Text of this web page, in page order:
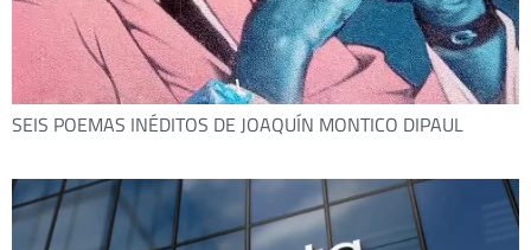
SEIS POEMAS INÉDITOS DE JOAQUÍN MONTICO DIPAUL